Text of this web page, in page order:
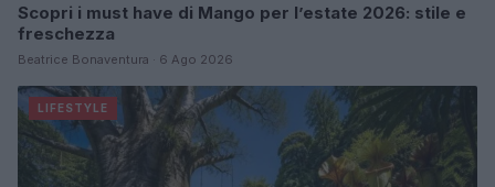
Scopri i must have di Mango per l’estate 2026: stile e
freschezza
Beatrice Bonaventura · 6 Ago 2026
LIFESTYLE